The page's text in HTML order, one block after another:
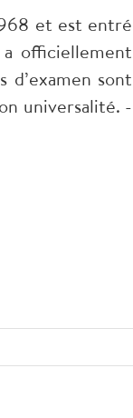
et est entré
officiellement
d’examen sont
universalité. -